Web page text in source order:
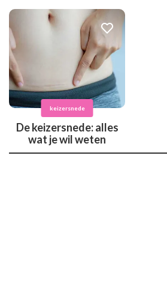
keizersnede
De keizersnede: alles
wat je wil weten